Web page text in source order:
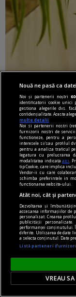
publicitate
Grand Hotel
persoana întîi
Cu atît mai
explorat de
precum Annie
Nouă ne pasă ca
Noi și partenerii noștri
identificatorii cookie unici
gestiona alegerile dvs.
confidențialitate. Aceste
multe detalii
Noi si partenerii nostri
furnizorii nostri de servicii
functioneze, pentru a
interesele si/sau profilul
pentru a analiza traficul pe
legatura cu prelucrarea
modalitatea indicataaici
.
tip Cookie, care implica
Vendor-ii cu care
schimba preferintele in
functionarea website-ului.
Atât noi, cât și
Dezvoltarea și
accesarea informațiilor de
personalizat. Crearea
publicității
performanței conținutului.
diferite. Utilizarea de date
a selecta conținutul. Date
Listă parteneri
VREAU